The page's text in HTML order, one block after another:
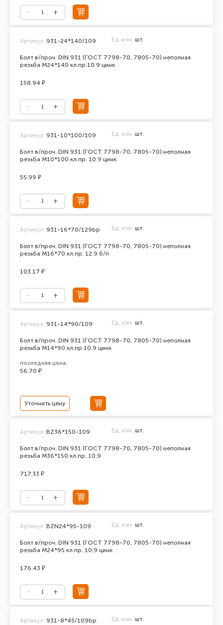
Болт в/проч. DIN 931 (ГОСТ 7798-70, 7805-70) неполная
резьба М24*140 кл.пр.10.9 цинк
Артикул: 931-24*140/109 Ед. изм. шт.
158.94 ₽
Болт в/проч. DIN 931 (ГОСТ 7798-70, 7805-70) неполная
резьба М10*100 кл.пр. 10.9 цинк
Артикул: 931-10*100/109 Ед. изм. шт.
55.99 ₽
Болт в/проч. DIN 931 (ГОСТ 7798-70, 7805-70) неполная
резьба М16*70 кл.пр. 12.9 б/п
Артикул: 931-16*70/129bp Ед. изм. шт.
103.17 ₽
Болт в/проч. DIN 931 (ГОСТ 7798-70, 7805-70) неполная
резьба М14*90 кл.пр.10.9 цинк
Артикул: 931-14*90/109 Ед. изм. шт.
последняя цена:
56.70 ₽
Уточнить цену
Болт в/проч. DIN 931 (ГОСТ 7798-70, 7805-70) неполная
резьба М36*150 кл.пр. 10.9
Артикул: BZ36*150-109 Ед. изм. шт.
717.33 ₽
Болт в/проч. DIN 931 (ГОСТ 7798-70, 7805-70) неполная
резьба М24*95 кл.пр. 10.9 цинк
Артикул: BZN24*95-109 Ед. изм. шт.
176.43 ₽
Артикул: 931-8*45/109bp Ед. изм. шт.